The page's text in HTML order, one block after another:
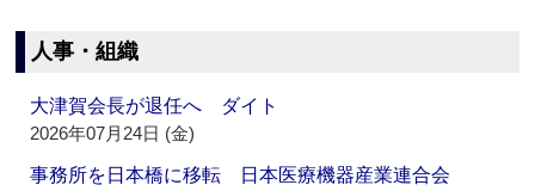
人事・組織
大津賀会長が退任へ ダイト
2026年07月24日 (金)
事務所を日本橋に移転 日本医療機器産業連合会